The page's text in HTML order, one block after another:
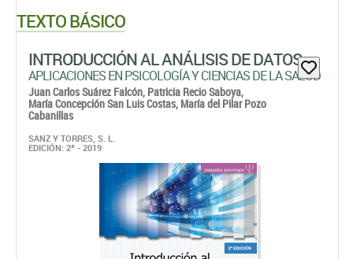
TEXTO BÁSICO
INTRODUCCIÓN AL ANÁLISIS DE DATOS
APLICACIONES EN PSICOLOGÍA Y CIENCIAS DE LA SALUD
Juan Carlos Suárez Falcón, Patricia Recio Saboya,
María Concepción San Luis Costas, María del Pilar Pozo
Cabanillas
SANZ Y TORRES, S. L.
EDICIÓN: 2ª - 2019